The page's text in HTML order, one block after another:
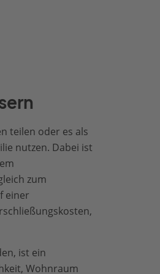
teilen oder es als
nutzen. Dabei ist
zum
einer
ist ein
Wohnraum